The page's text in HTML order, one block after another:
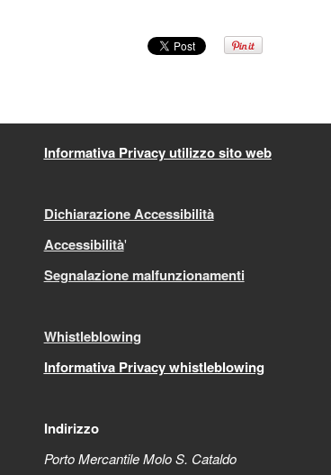
Informativa Privacy utilizzo sito web
Dichiarazione Accessibilità
Accessibilità'
Segnalazione malfunzionamenti
Whistleblowing
Informativa Privacy whistleblowing
Indirizzo
Porto Mercantile Molo S. Cataldo